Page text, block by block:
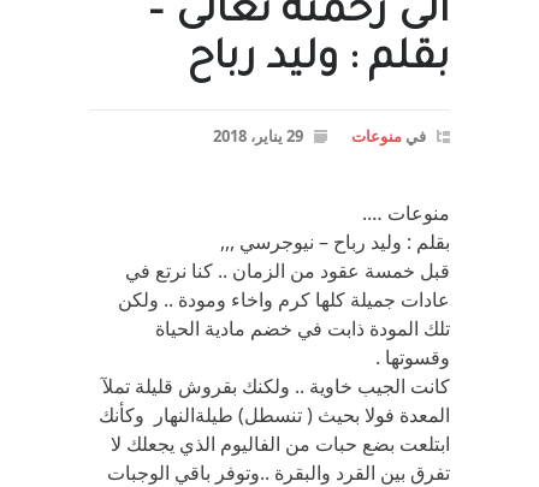
الى رحمته تعالى –
بقلم : وليد رباح
في منوعات 29 يناير، 2018
منوعات ….
بقلم : وليد رباح – نيوجرسي ,,,
قبل خمسة عقود من الزمان .. كنا نرتع في
عادات جميلة كلها كرم واخاء ومودة .. ولكن
تلك المودة ذابت في خضم مادية الحياة
وقسوتها .
كانت الجيب خاوية .. ولكنك بقروش قليلة تملآ
المعدة فولا بحيث ( تنسطل) طيلةالنهار وكأنك
ابتلعت بضع حبات من الفاليوم الذي يجعلك لا
تفرق بين القرد والبقرة ..وتوفر باقي الوجبات